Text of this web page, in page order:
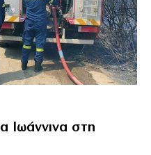
Ιωάννινα στη